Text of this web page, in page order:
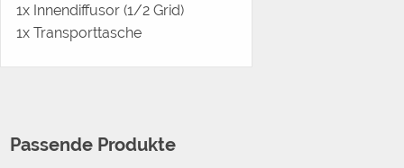
1x Innendiffusor (1/2 Grid)
1x Transporttasche
Passende Produkte